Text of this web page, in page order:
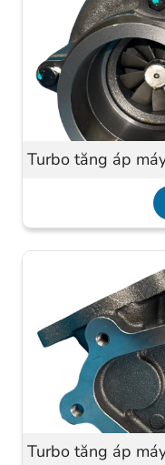
Turbo tăng áp
Turbo tăng áp